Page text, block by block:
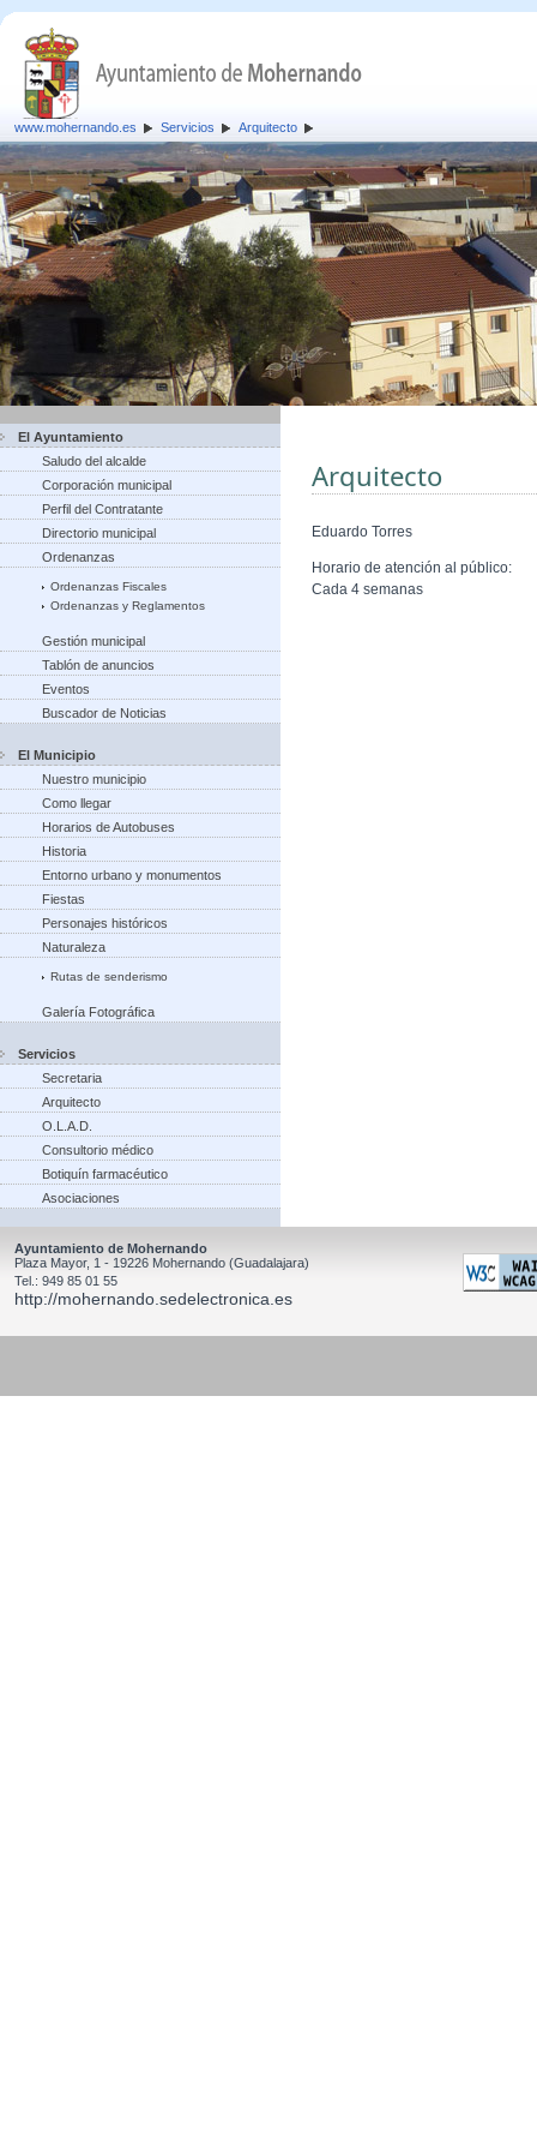
www.mohernando.es Servicios Arquitecto
El Ayuntamiento
Saludo del alcalde
Corporación municipal
Perfil del Contratante
Directorio municipal
Ordenanzas
Ordenanzas Fiscales
Ordenanzas y Reglamentos
Gestión municipal
Tablón de anuncios
Eventos
Buscador de Noticias
El Municipio
Nuestro municipio
Como llegar
Horarios de Autobuses
Historia
Entorno urbano y monumentos
Fiestas
Personajes históricos
Naturaleza
Rutas de senderismo
Galería Fotográfica
Servicios
Secretaria
Arquitecto
O.L.A.D.
Consultorio médico
Botiquín farmacéutico
Asociaciones
Arquitecto
Eduardo Torres
Horario de atención al público:
Cada 4 semanas
Ayuntamiento de Mohernando
Plaza Mayor, 1 - 19226 Mohernando (Guadalajara)
Tel.: 949 85 01 55
http://mohernando.sedelectronica.es